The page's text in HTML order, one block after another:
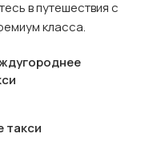
в путешествия с
класса.
такси